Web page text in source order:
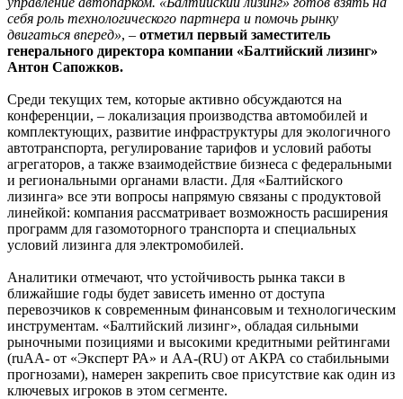
себя роль технологического партнера и помочь рынку
двигаться вперед», – отметил первый заместитель
генерального директора компании «Балтийский лизинг»
Антон Сапожков.
Среди текущих тем, которые активно обсуждаются на
конференции, – локализация производства автомобилей и
комплектующих, развитие инфраструктуры для экологичного
автотранспорта, регулирование тарифов и условий работы
агрегаторов, а также взаимодействие бизнеса с федеральными
и региональными органами власти. Для «Балтийского
лизинга» все эти вопросы напрямую связаны с продуктовой
линейкой: компания рассматривает возможность расширения
программ для газомоторного транспорта и специальных
условий лизинга для электромобилей.
Аналитики отмечают, что устойчивость рынка такси в
ближайшие годы будет зависеть именно от доступа
перевозчиков к современным финансовым и технологическим
инструментам. «Балтийский лизинг», обладая сильными
рыночными позициями и высокими кредитными рейтингами
(ruAA- от «Эксперт РА» и АА-(RU) от АКРА со стабильными
прогнозами), намерен закрепить свое присутствие как один из
ключевых игроков в этом сегменте.